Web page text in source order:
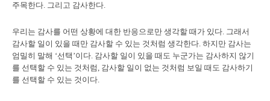
주목한다. 그리고 감사한다.
우리는 감사를 어떤 상황에 대한 반응으로만 생각할 때가 있다. 그래서
감사할 일이 있을 때만 감사할 수 있는 것처럼 생각한다. 하지만 감사는
엄밀히 말해 ‘선택’이다. 감사할 일이 있을 때도 누군가는 감사하지 않기
를 선택할 수 있는 것처럼, 감사할 일이 없는 것처럼 보일 때도 감사하기
를 선택할 수 있는 것이다.